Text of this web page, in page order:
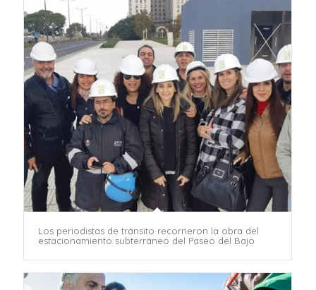
Los periodistas de tránsito recorrieron la obra del
estacionamiento subterráneo del Paseo del Bajo